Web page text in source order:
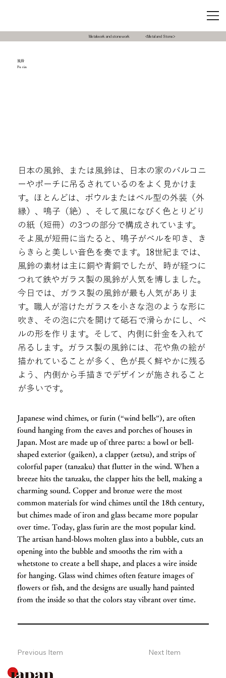
Metalwork and stonework <Metal and Stone>
風鈴
Fu rin
日本の風鈴、または風鈴は、日本の家のバルコニ
ーやポーチに吊るされているのをよく見かけま
す。ほとんどは、ボウルまたはベル型の外装（外
縁）、鳴子（絶）、そして風になびく色とりどり
の紙（短冊）の3つの部分で構成されています。
そよ風が短冊に当たると、鳴子がベルを叩き、き
らきらと美しい音色を奏でます。18世紀までは、
風鈴の素材は主に銅や青銅でしたが、時が経つに
つれて鉄やガラス製の風鈴が人気を博しました。
今日では、ガラス製の風鈴が最も人気がありま
す。職人が溶けたガラスを小さな泡のような形に
吹き、その泡に穴を開けて砥石で滑らかにし、ベ
ルの形を作ります。そして、内側に針金を入れて
吊るします。ガラス製の風鈴には、花や魚の絵が
描かれていることが多く、色が長く鮮やかに残る
よう、内側から手描きでデザインが施されること
が多いです。
Japanese wind chimes, or furin (“wind bells”), are often
found hanging from the eaves and porches of houses in
Japan. Most are made up of three parts: a bowl or bell-
shaped exterior (gaiken), a clapper (zetsu), and strips of
colorful paper (tanzaku) that flutter in the wind. When a
breeze hits the tanzaku, the clapper hits the bell, making a
charming sound. Copper and bronze were the most
common materials for wind chimes until the 18th century,
but chimes made of iron and glass became more popular
over time. Today, glass furin are the most popular kind.
The artisan hand-blows molten glass into a bubble, cuts an
opening into the bubble and smooths the rim with a
whetstone to create a bell shape, and places a wire inside
for hanging. Glass wind chimes often feature images of
flowers or fish, and the designs are usually hand painted
from the inside so that the colors stay vibrant over time.
Previous Item Next Item